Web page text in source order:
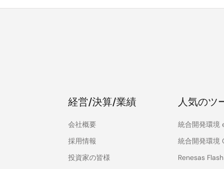
経営/決算/業績
会社概要
採用情報
投資家の皆様
人気のツ
統合開発環境
統合開発環境
Renesas